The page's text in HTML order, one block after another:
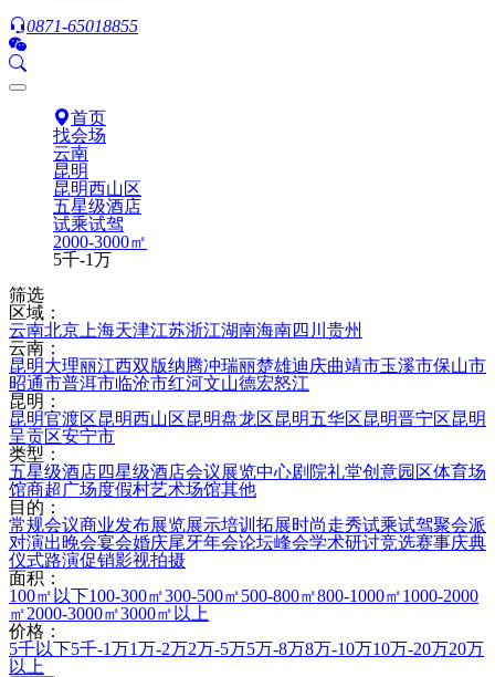
0871-65018855
首页
找会场
云南
昆明
昆明西山区
五星级酒店
试乘试驾
2000-3000㎡
5千-1万
筛选
区域：
云南北京 上海天津江苏浙江湖南海南四川 贵州
云南：
昆明大理丽江西双版纳腾冲瑞丽楚雄迪庆曲靖市玉溪市保山市
昭通市普洱市临沧市红河文山德宏怒江
昆明：
昆明官渡区昆明西山区昆明盘龙区昆明五华区昆明晋宁区昆明
呈贡区安宁市
类型：
五星级酒店四星级酒店会议展览中心剧院礼堂创意园区体育场
馆商超广场度假村艺术场馆其他
目的：
常规会议商业发布展览展示培训拓展时尚走秀试乘试驾聚会派
对演出晚会宴会婚庆尾牙年会论坛峰会学术研讨竞选赛事庆典
仪式路演促销影视拍摄
面积：
100㎡以下100-300㎡300-500㎡500-800㎡800-1000㎡1000-2000
㎡2000-3000㎡3000㎡以上
价格：
5千以下5千-1万1万-2万2万-5万5万-8万8万-10万10万-20万20万
以上